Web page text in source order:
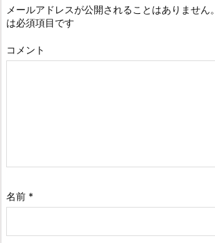
メールアドレスが公開されることはありません。
は必須項目です
コメント
名前 *